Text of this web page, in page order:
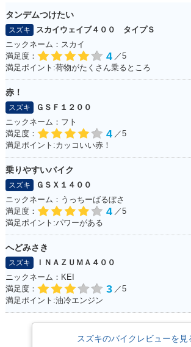
タンデムつけたい
スズキ
スカイウェイブ４００ タイプＳ
ニックネーム：スカイ
満足度：
4 ／5
満足ポイント:荷物がたくさん乗るところ
赤！
スズキ
ＧＳＦ１２００
ニックネーム：フト
満足度：
4 ／5
満足ポイント:カッコいい赤！
乗りやすいバイク
スズキ
ＧＳＸ１４００
ニックネーム：うっちーばるぼさ
満足度：
4 ／5
満足ポイント:パワーがある
へどみさき
スズキ
ＩＮＡＺＵＭＡ４００
ニックネーム：KEI
満足度：
3 ／5
満足ポイント:油冷エンジン
スズキのバイクレビューを見